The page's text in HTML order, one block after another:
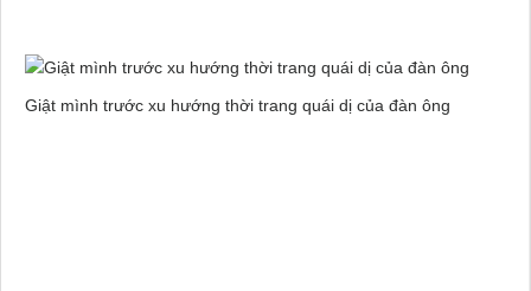
Giật mình trước xu hướng thời trang quái dị của đàn ông